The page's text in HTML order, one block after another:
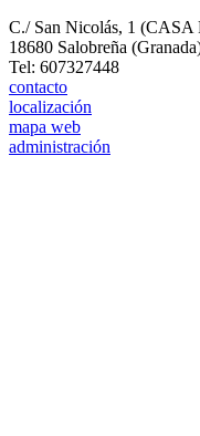
C./ San Nicolás, 1 (CASA
18680 Salobreña
Tel: 607327448
contacto
localización
mapa web
administración